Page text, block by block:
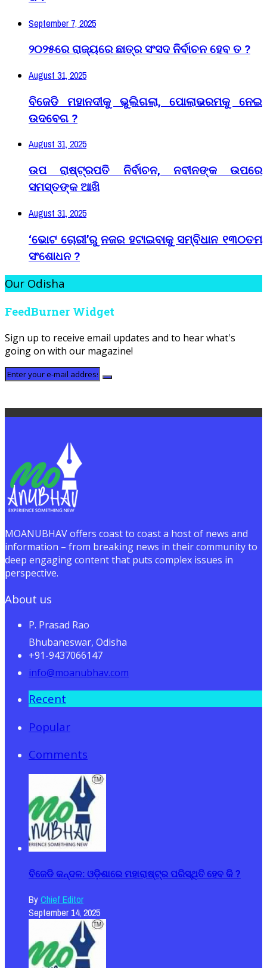
September 7, 2025
୨୦୨୫ରେ ରାଜ୍ୟରେ ଛାତ୍ର ସଂସଦ ନିର୍ବାଚନ ହେବ ତ ?
August 31, 2025
ବିଜେଡି ମହାନଦୀକୁ ଭୁଲିଗଲା, ପୋଲାଭରମକୁ ନେଇ
ଉଦବେଗ ?
August 31, 2025
ଉପ ରାଷ୍ଟ୍ରପତି ନିର୍ବାଚନ, ନବୀନଙ୍କ ଉପରେ
ସମସ୍ତଙ୍କ ଆଖି
August 31, 2025
‘ଭୋଟ ଚୋରୀ’ରୁ ନଜର ହଟାଇବାକୁ ସମ୍ବିଧାନ ୧୩୦ତମ
ସଂଶୋଧନ ?
Our Odisha
FeedBurner Widget
Sign up to receive email updates and to hear what's
going on with our magazine!
MOANUBHAV offers coast to coast a host of news and
information – from breaking news in their community to
deep engaging content that puts complex issues in
perspective.
About us
P. Prasad Rao
Bhubaneswar, Odisha
+91-9437066147
info@moanubhav.com
Recent
Popular
Comments
ବିଜେଡି କନ୍ଦଳ: ଓଡ଼ିଶାରେ ମହାରାଷ୍ଟ୍ର ପରିସ୍ଥିତି ହେବ କି ?
ByChief Editor
September 14, 2025